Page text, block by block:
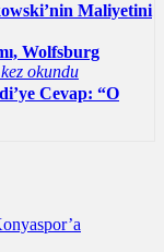
Maliyetini
Wolfsburg
okundu
Cevap: “O